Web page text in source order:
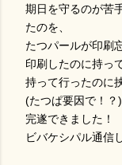
期日を守るのが苦
たのを、
たつパールが印刷
印刷したのに持っ
持って行ったのに
(たつぱ要因で！？
完遂できました！
ビバケシパル通信